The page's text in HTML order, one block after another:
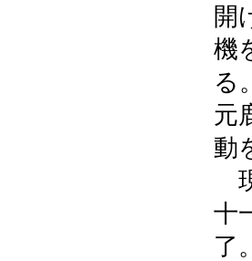
開
機
る
元
動
十
了